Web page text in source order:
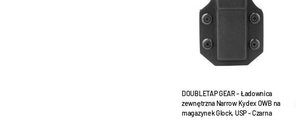
DOUBLETAP GEAR - Ładownica
zewnętrzna Narrow Kydex OWB na
magazynek Glock, USP - Czarna